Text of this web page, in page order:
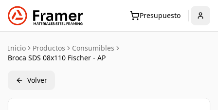
Presupuesto
Inicio Productos
Consumibles
Broca SDS 08x110 Fischer - AP
Volver